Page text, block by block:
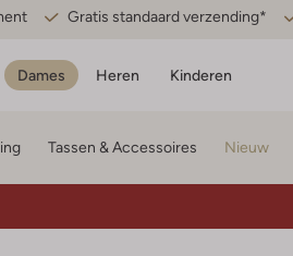
Gratis standaard verzending*
Dames Heren Kinderen
Tassen & Accessoires Nieuw